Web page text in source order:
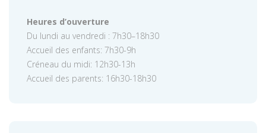
Heures d’ouverture
Du lundi au vendredi : 7h30–18h30
Accueil des enfants: 7h30-9h
Créneau du midi: 12h30-13h
Accueil des parents: 16h30-18h30